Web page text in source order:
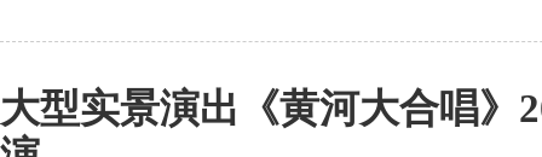
大型实景演出《黄河大合唱》